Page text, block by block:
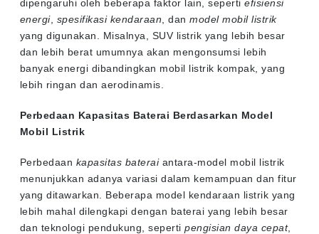
dipengaruhi oleh beberapa faktor lain, sepertiefisiensi
energi, spesifikasi kendaraan , danmodel mobil listrik
yang digunakan. Misalnya, SUV listrik yang lebih besar
dan lebih berat umumnya akan mengonsumsi lebih
banyak energi dibandingkan mobil listrik kompak, yang
lebih ringan dan aerodinamis.
Perbedaan Kapasitas Baterai Berdasarkan Model
Mobil Listrik
Perbedaan kapasitas bateraiantara-model mobil listrik
menunjukkan adanya variasi dalam kemampuan dan fitur
yang ditawarkan. Beberapa model kendaraan listrik yang
lebih mahal dilengkapi dengan baterai yang lebih besar
dan teknologi pendukung, sepertipengisian daya cepat,